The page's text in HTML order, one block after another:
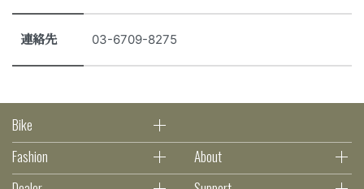
連絡先 03-6709-8275
Bike
Fashion
About